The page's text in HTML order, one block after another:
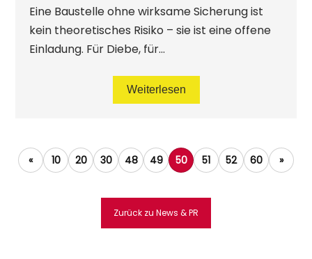
Eine Baustelle ohne wirksame Sicherung ist
kein theoretisches Risiko – sie ist eine offene
Einladung. Für Diebe, für...
Weiterlesen
« 10 20 30 48 49 50 51 52 60 »
Zurück zu News & PR